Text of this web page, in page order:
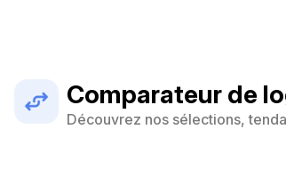
Comparateur de
Découvrez nos sélections,